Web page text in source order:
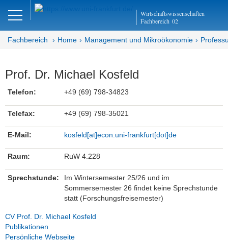
Wirtschaftswissenschaften
Fachbereich 02
DE Close
Management und
Abteilung MM
Organisation und Management
Team
Prof. Dr. Michael Kosfeld
Jutta Preußler (Teamassistenz/
Jakob Famulok
Fachbereich Home Management und Mikroökonomie
Prof. Dr. Michael Kosfeld
Telefon: +49 (69) 798-34823
Telefax: +49 (69) 798-35021
E-Mail: kosfeld[at]econ.uni-frankfurt[dot]de
Raum: RuW 4.228
Sprechstunde:
Im Wintersemester 25/26 und im
Sommersemester 26 findet keine Sprechstunde
statt (Forschungsfreisemester)
CV Prof. Dr. Michael Kosfeld
Publikationen
Persönliche Webseite